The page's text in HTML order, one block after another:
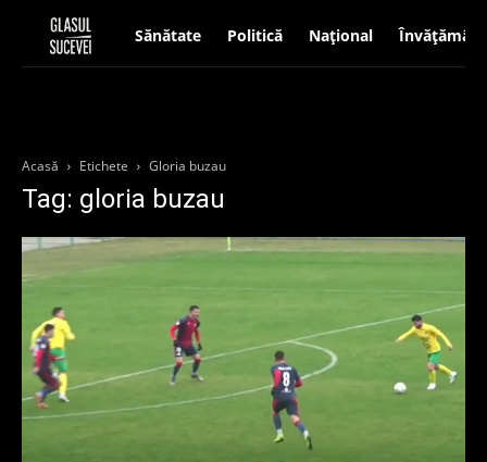
Sănătate Politică Național Învățământ
Acasă Etichete Gloria buzau
Tag: gloria buzau